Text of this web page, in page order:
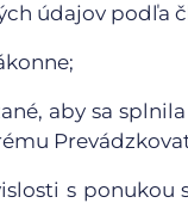
údajov podľa
aby sa
s